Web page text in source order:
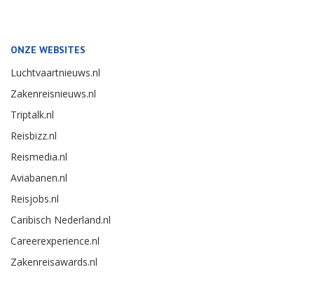
ONZE WEBSITES
Luchtvaartnieuws.nl
Zakenreisnieuws.nl
Triptalk.nl
Reisbizz.nl
Reismedia.nl
Aviabanen.nl
Reisjobs.nl
Caribisch Nederland.nl
Careerexperience.nl
Zakenreisawards.nl